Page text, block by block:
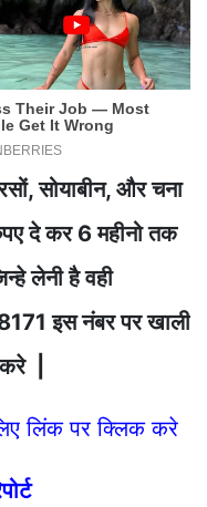
सोयाबीन, और चना
दे कर 6 महीनो तक
लेनी है वही
इस नंबर पर खाली
|
लिंक पर क्लिक करे